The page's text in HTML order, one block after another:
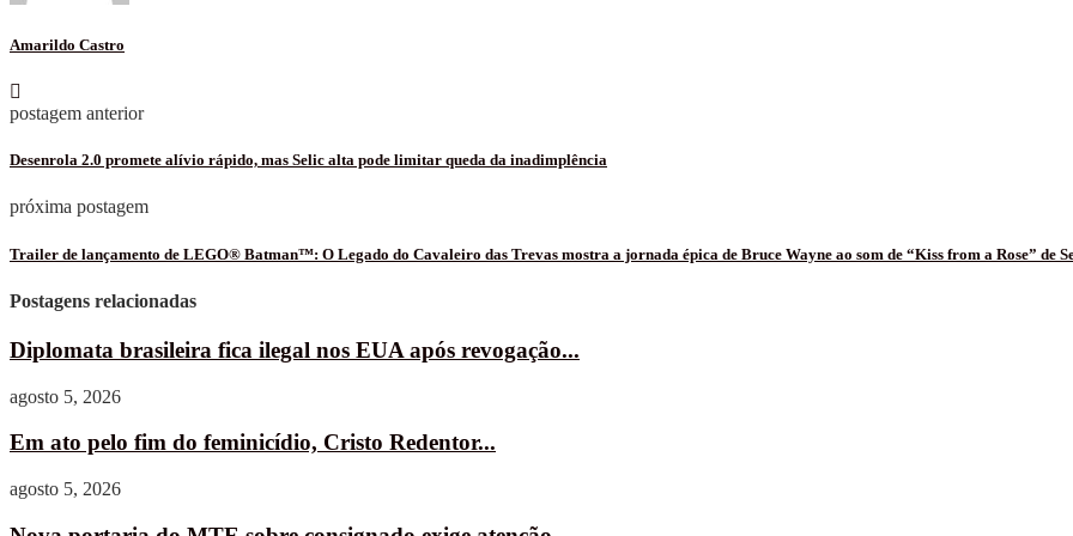
Amarildo Castro
postagem anterior
Desenrola 2.0 promete alívio rápido, mas Selic alta pode limitar queda da inadimplência
próxima postagem
Trailer de lançamento de LEGO® Batman™: O Legado do Cavaleiro das Trevas mostra a jornada épica de Bruce Wayne ao som de “Kiss from a Rose” de
Postagens relacionadas
Diplomata brasileira fica ilegal nos EUA após revogação...
agosto 5, 2026
Em ato pelo fim do feminicídio, Cristo Redentor...
agosto 5, 2026